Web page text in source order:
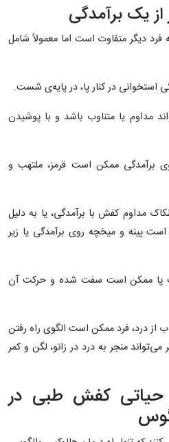
از یک برآمدگی
دیگر متفاوت است اما معمولاً شامل
در کنار پا، در پایه‌ی شست.
مداوم یا متناوب باشد و با پوشیدن
برآمدگی ممکن است قرمز، ملتهب و
مداوم کفش با برآمدگی، یا به دلیل
پینه و میخچه روی برآمدگی یا زیر
پا ممکن است سفت شده و حرکت آن
از درد، فرد ممکن است الگوی راه رفتن
منجر به درد در زانو، لگن و کمر
کفش طبی در